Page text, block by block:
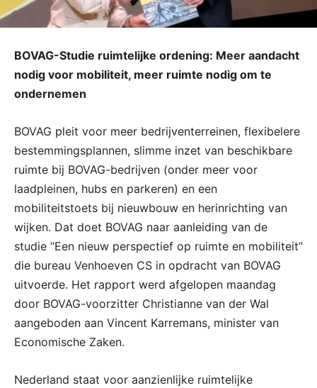
BOVAG-Studie ruimtelijke ordening: Meer aandacht
nodig voor mobiliteit, meer ruimte nodig om te
ondernemen
BOVAG pleit voor meer bedrijventerreinen, flexibelere
bestemmingsplannen, slimme inzet van beschikbare
ruimte bij BOVAG-bedrijven (onder meer voor
laadpleinen, hubs en parkeren) en een
mobiliteitstoets bij nieuwbouw en herinrichting van
wijken. Dat doet BOVAG naar aanleiding van de
studie “Een nieuw perspectief op ruimte en mobiliteit”
die bureau Venhoeven CS in opdracht van BOVAG
uitvoerde. Het rapport werd afgelopen maandag
door BOVAG-voorzitter Christianne van der Wal
aangeboden aan Vincent Karremans, minister van
Economische Zaken.
Nederland staat voor aanzienlijke ruimtelijke